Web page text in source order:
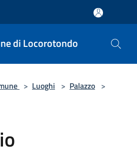
di Locorotondo
> Luoghi > Palazzo >